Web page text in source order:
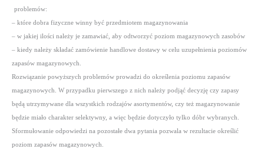
problemów:
– które dobra fizyczne winny być przedmiotem magazynowania
– w jakiej ilości należy je zamawiać, aby odtworzyć poziom magazynowych zasobów
– kiedy należy składać zamówienie handlowe dostawy w celu uzupełnienia poziomów
zapasów magazynowych.
Rozwiązanie powyższych problemów prowadzi do określenia poziomu zapasów
magazynowych. W przypadku pierwszego z nich należy podjąć decyzję czy zapasy
będą utrzymywane dla wszystkich rodzajów asortymentów, czy też magazynowanie
będzie miało charakter selektywny, a więc będzie dotyczyło tylko dóbr wybranych.
Sformułowanie odpowiedzi na pozostałe dwa pytania pozwala w rezultacie określić
poziom zapasów magazynowych.